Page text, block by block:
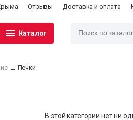
Отзывы Доставка и оплата
Каталог
→ Печки
В этой категории нет ни